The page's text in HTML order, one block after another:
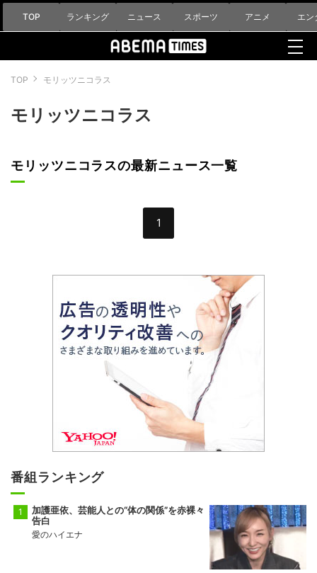
TOP ランキング ニュース スポーツ アニメ エン
TOP モリッツニコラス
モリッツニコラス
モリッツニコラスの最新ニュース一覧
1
番組ランキング
加護亜依、芸能人との“体の関係”を赤裸々
告白
愛のハイエナ